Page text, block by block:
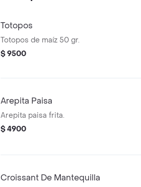
Totopos
Totopos de maíz 50 gr.
$ 9500
Arepita Paisa
Arepita paisa frita.
$ 4900
Croissant De Mantequilla